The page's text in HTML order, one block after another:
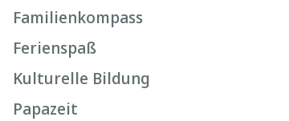
Familienkompass
Ferienspaß
Kulturelle Bildung
Papazeit